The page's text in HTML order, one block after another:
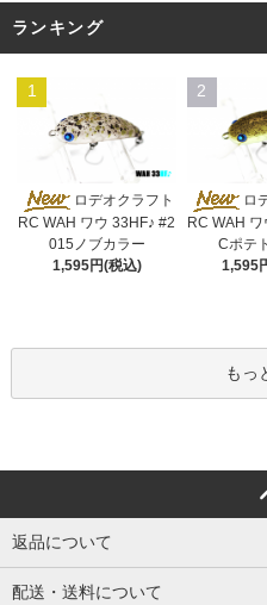
ランキング
1
ロデオクラフト
RC WAH ワウ 33HF♪ #2
015ノブカラー
1,595円(税込)
2
ロ
RC WAH
Cポテ
1,595
もっ
返品について
配送・送料について